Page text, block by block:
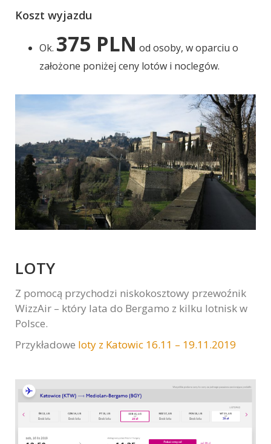
Koszt wyjazdu
Ok. 375 PLN od osoby, w oparciu o
założone poniżej ceny lotów i noclegów.
LOTY
Z pomocą przychodzi niskokosztowy przewoźnik
WizzAir – który lata do Bergamo z kilku lotnisk w
Polsce.
Przykładowe loty z Katowic 16.11 – 19.11.2019